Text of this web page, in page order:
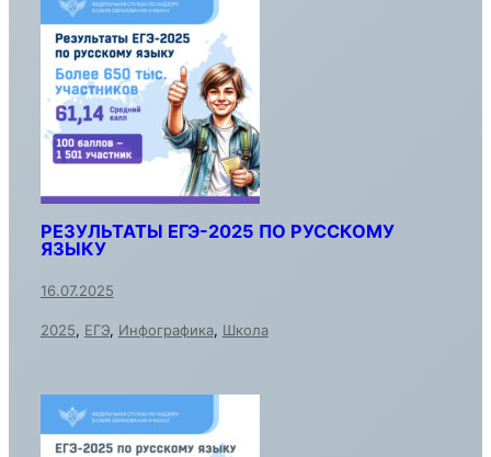
РЕЗУЛЬТАТЫ ЕГЭ-2025 ПО РУССКОМУ
ЯЗЫКУ
16.07.2025
2025, ЕГЭ, Инфографика, Школа